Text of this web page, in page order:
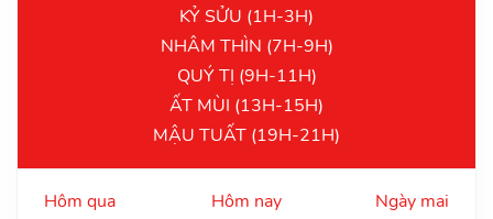
KỶ SỬU (1H-3H)
NHÂM THÌN (7H-9H)
QUÝ TỊ (9H-11H)
ẤT MÙI (13H-15H)
MẬU TUẤT (19H-21H)
Hôm qua Hôm nay Ngày mai